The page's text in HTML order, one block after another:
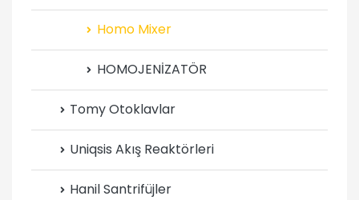
Homo Mixer
HOMOJENİZATÖR
Tomy Otoklavlar
Uniqsis Akış Reaktörleri
Hanil Santrifüjler